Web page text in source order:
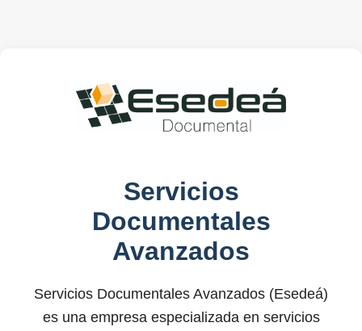
Servicios
Documentales
Avanzados
Servicios Documentales Avanzados (Esedeá)
es una empresa especializada en servicios